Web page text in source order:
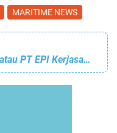
MARITIME NEWS
PT Energi Pelabuhan Indonesia atau PT EPI Kerjasama dengan PT UCS Kelola Usaha Air Bersih, Listrik dan Limbah Pelabuhan Patimban